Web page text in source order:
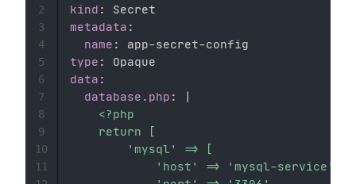
kind :
metadata :
name : app-secret-
type :
data :
database.php :
|
    <?php
    return [
        'mysql' => [
            'host' => 'mysql-service',
2
3
4
5
6
7
8
9
10
11